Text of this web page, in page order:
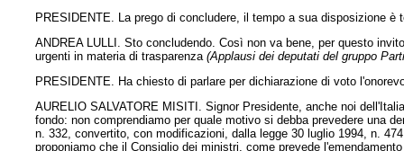
PRESIDENTE. La prego di concludere, il tempo a sua disposizione è
ANDREA LULLI. Sto concludendo. Così non va bene, per questo
urgenti in materia di trasparenza(Applausi dei deputati del gruppo
PRESIDENTE. Ha chiesto di parlare per dichiarazione di voto
AURELIO SALVATORE MISITI. Signor Presidente, anche noi
fondo: non comprendiamo per quale motivo si debba prevedere una
n. 332, convertito, con modificazioni, dalla legge 30 luglio 1994, n.
proponiamo che il Consiglio dei ministri, come prevede